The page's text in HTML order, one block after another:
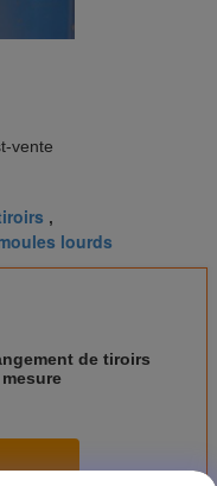
combinée,
et inférieur, ou encore
de marchandises et
vente
,
lourds
de tiroirs